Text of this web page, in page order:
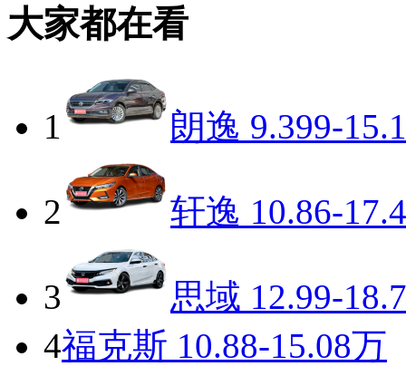
大家都在看
1 朗逸 9.399-
2 轩逸 10.86-
3 思域 12.99-
4福克斯 10.88-15.08万